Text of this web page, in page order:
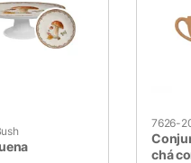
7626-
chá
absolutamente